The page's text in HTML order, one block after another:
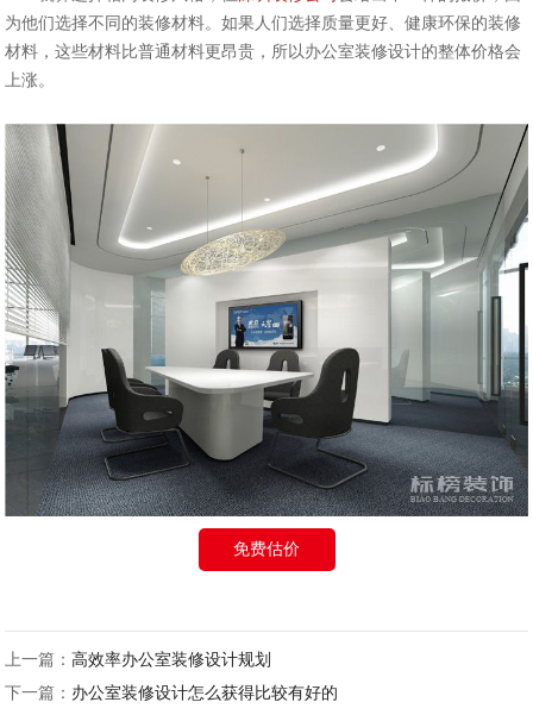
为他们选择不同的装修材料。如果人们选择质量更好、健康环保的装修
材料，这些材料比普通材料更昂贵，所以办公室装修设计的整体价格会
上涨。
免费估价
上一篇：高效率办公室装修设计规划
下一篇： 办公室装修设计怎么获得比较有好的